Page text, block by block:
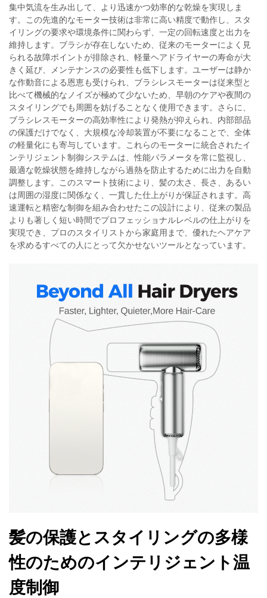
集中気流を生み出して、より迅速かつ効率的な乾燥を実現しま
す。この先進的なモーター技術は非常に高い精度で動作し、スタ
イリングの要求や環境条件に関わらず、一定の回転速度と出力を
維持します。ブラシが存在しないため、従来のモーターによく見
られる故障ポイントが排除され、軽量ヘアドライヤーの寿命が大
きく延び、メンテナンスの必要性も低下します。ユーザーは静か
な作動音による恩恵も受けられ、ブラシレスモーターは従来型と
比べて機械的なノイズが極めて少ないため、早朝のケアや夜間の
スタイリングでも周囲を妨げることなく使用できます。さらに、
ブラシレスモーターの高効率性により発熱が抑えられ、内部部品
の保護だけでなく、大規模な冷却装置が不要になることで、全体
の軽量化にも寄与しています。これらのモーターに統合されたイ
ンテリジェント制御システムは、性能パラメータを常に監視し、
最適な乾燥状態を維持しながら過熱を防止するために出力を自動
調整します。このスマート技術により、髪の太さ、長さ、あるい
は周囲の湿度に関係なく、一貫した仕上がりが保証されます。高
速運転と精密な制御を組み合わせたこの設計により、従来の製品
よりも著しく短い時間でプロフェッショナルレベルの仕上がりを
実現でき、プロのスタイリストから家庭用まで、優れたヘアケア
を求めるすべての人にとって欠かせないツールとなっています。
髪の保護とスタイリングの多様
性のためのインテリジェント温
度制御